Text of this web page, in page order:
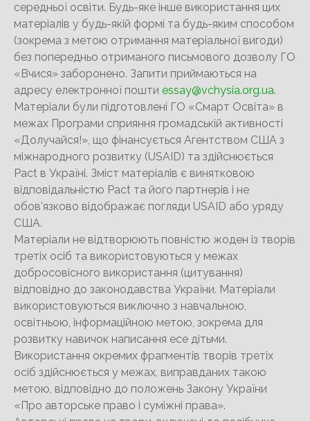
середньої освіти. Будь-яке інше використання цих
матеріалів у будь-якій формі та будь-яким способом
(зокрема з метою отримання матеріальної вигоди)
без попередньо отриманого письмового дозволу ГО
«Вчися» заборонено. Запити приймаються на
адресу електронної пошти essay@vchysia.org.ua.
Матеріали були підготовлені ГО «Смарт Освіта» в
межах Програми сприяння громадській активності
«Долучайся!», що фінансується Агентством США з
міжнародного розвитку (USAID) та здійснюється
Pact в Україні. Зміст матеріалів є винятковою
відповідальністю Pact та його партнерів і не
обов’язково відображає погляди USAID або уряду
США.
Матеріали не відтворюють повністю жоден із творів
третіх осіб та використовуються у межах
добросовісного використання (цитування)
відповідно до законодавства України. Матеріали
використовуються виключно з навчальною,
освітньою, інформаційною метою, зокрема для
розвитку навичок написання есе дітьми.
Використання окремих фрагментів творів третіх
осіб здійснюється у межах, виправданих такою
метою, відповідно до положень Закону України
«Про авторське право і суміжні права».